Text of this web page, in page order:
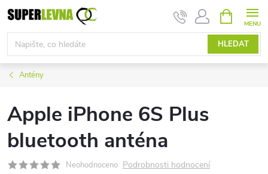
Přejít
na
obsah
HLEDAT
NÁKUPNÍ
KOŠÍK
Antény
Apple iPhone 6S Plus
bluetooth anténa
Neohodnoceno Podrobnosti hodnocení